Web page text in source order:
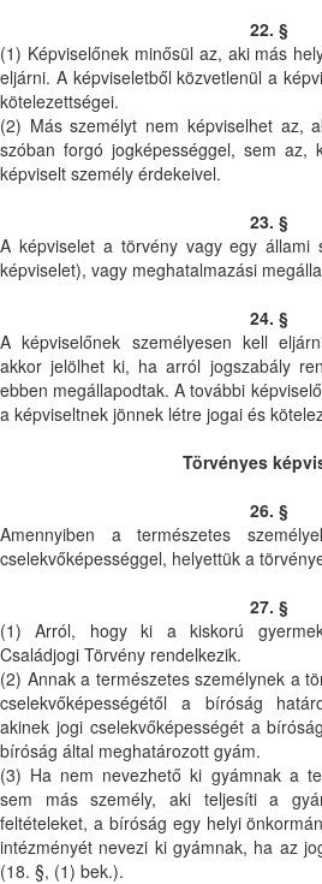
22. §
(1) Képviselőnek minősül az, aki más
eljárni. A képviseletből közvetlenül a
kötelezettségei.
(2) Más személyt nem képviselhet az,
szóban forgó jogképességgel, sem az,
képviselt személy érdekeivel.
23. §
A képviselet a törvény vagy egy állami
képviselet), vagy meghatalmazási
24. §
A képviselőnek személyesen kell
akkor jelölhet ki, ha arról jogszabály
ebben megállapodtak. A további
a képviseltnek jönnek létre jogai és
Törvényes
26. §
Amennyiben a természetes
cselekvőképességgel, helyettük a
27. §
(1) Arról, hogy ki a kiskorú
Családjogi Törvény rendelkezik.
(2) Annak a természetes személynek a
cselekvőképességétől a bíróság
akinek jogi cselekvőképességét a
bíróság által meghatározott gyám.
(3) Ha nem nevezhető ki gyámnak a
sem más személy, aki teljesíti a
feltételeket, a bíróság egy helyi
intézményét nevezi ki gyámnak, ha az
(18. §, (1) bek.).